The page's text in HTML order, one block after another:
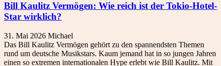
Bill Kaulitz Vermögen: Wie reich ist der Tokio-Hotel-
Star wirklich?
31. Mai 2026 Michael
Das Bill Kaulitz Vermögen gehört zu den spannendsten Themen
rund um deutsche Musikstars. Kaum jemand hat in so jungen Jahren
einen so extremen internationalen Hype erlebt wie Bill Kaulitz. Mit